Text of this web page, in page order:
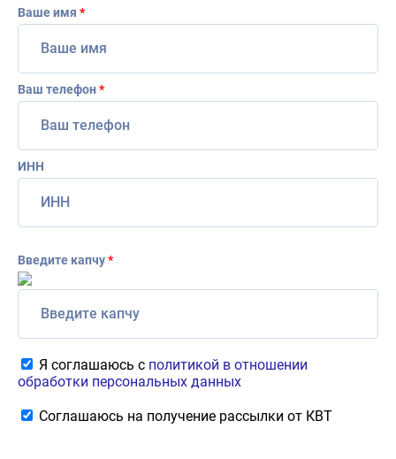
Ваше имя *
Ваш телефон*
ИНН
Введите капчу*
Я соглашаюсь с политикой в отношении
обработки персональных данных
Соглашаюсь на получение рассылки от КВТ